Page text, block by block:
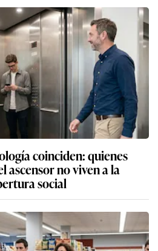
coinciden: quienes
ascensor no viven a la
social